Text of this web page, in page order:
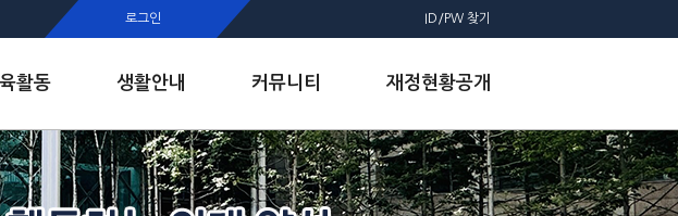
로그인 ID/PW 찾기
활동 생활안내 커뮤니티 재정현황공개